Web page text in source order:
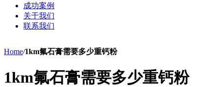
成功案例
关于我们
联系我们
Home/1km氟石膏需要多少重钙粉
1km氟石膏需要多少重钙粉